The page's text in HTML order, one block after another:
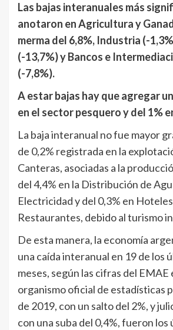
Las bajas interanuales más
anotaron en Agricultura y
merma del 6,8%, Industria (-
(-13,7%) y Bancos e
(-7,8%).
A estar bajas hay que agregar
en el sector pesquero y del 1%
La baja interanual no fue mayor
de 0,2% registrada en la
Canteras, asociadas a la
del 4,4% en la Distribución de
Electricidad y del 0,3% en
Restaurantes, debido al turismo
De esta manera, la economía
una caída interanual en 19 de los
meses, según las cifras del
organismo oficial de estadísticas
de 2019, con un salto del 2%, y
con una suba del 0,4%, fueron los